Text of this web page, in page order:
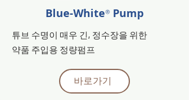
Blue-White® Pump
튜브 수명이 매우 긴, ​정수장을 위한
약품 주입용 정량펌프
바로가기